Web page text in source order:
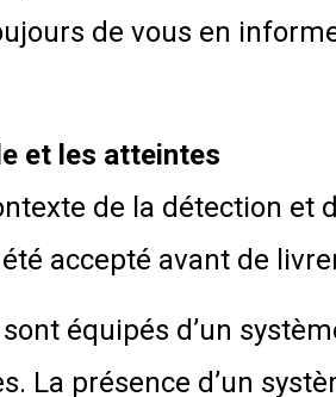
de vous en
et les atteintes
de la détection
accepté avant de
équipés d’un
La présence d’un